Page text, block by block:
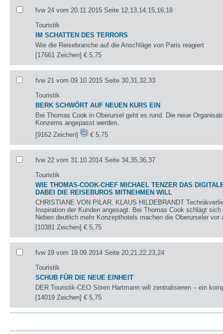
fvw 24 vom 20.11.2015 Seite 12,13,14,15,16,18
Touristik
IM SCHATTEN DES TERRORS
Wie die Reisebranche auf die Anschläge von Paris reagiert
[17661 Zeichen]€ 5,75
fvw 21 vom 09.10.2015 Seite 30,31,32,33
Touristik
BERK SCHWÖRT AUF NEUEN KURS EIN
Bei Thomas Cook in Oberursel geht es rund. Die neue
Konzerns angepasst werden.
[9162 Zeichen]
€ 5,75
fvw 22 vom 31.10.2014 Seite 34,35,36,37
Touristik
WIE THOMAS-COOK-CHEF MICHAEL TENZER DAS
DABEI DIE REISEBUROS MITNEHMEN WILL
CHRISTIANE VON PILAR, KLAUS HILDEBRANDT
Inspiration der Kunden angesagt. Bei Thomas Cook schlägt
Neben deutlich mehr Konzepthotels machen die Oberurseler vor
[10381 Zeichen]€ 5,75
fvw 19 vom 19.09.2014 Seite 20,21,22,23,24
Touristik
SCHUB FÜR DIE NEUE EINHEIT
DER Touristik-CEO Sören Hartmann will zentralisieren – ein
[14019 Zeichen]€ 5,75